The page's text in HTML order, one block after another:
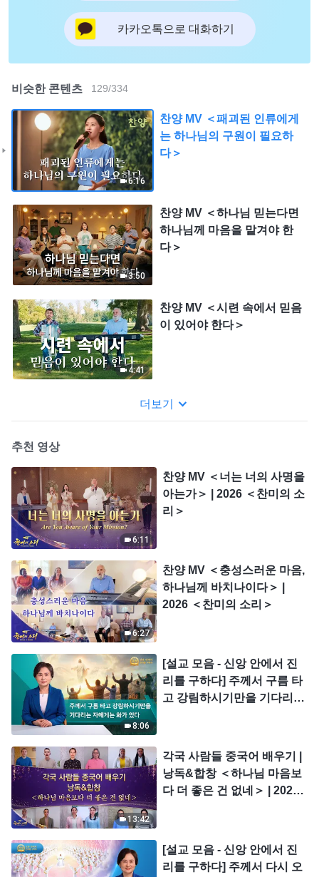
카카오톡으로 대화하기
비슷한 콘텐츠 129/334
6:16
찬양 MV ＜패괴된 인류에게
는 하나님의 구원이 필요하
다＞
3:50
찬양 MV ＜하나님 믿는다면
하나님께 마음을 맡겨야 한
다＞
4:41
찬양 MV ＜시련 속에서 믿음
이 있어야 한다＞
더보기
추천 영상
6:11
찬양 MV ＜너는 너의 사명을
아는가＞ | 2026 ＜찬미의 소
리＞
6:27
찬양 MV ＜충성스러운 마음,
하나님께 바치나이다＞ |
2026 ＜찬미의 소리＞
8:06
[설교 모음 - 신앙 안에서 진
리를 구하다] 주께서 구름 타
고 강림하시기만을 기다리는
13:42
각국 사람들 중국어 배우기 |
낭독&합창 ＜하나님 마음보
다 더 좋은 건 없네＞ | 2026
[설교 모음 - 신앙 안에서 진
리를 구하다] 주께서 다시 오